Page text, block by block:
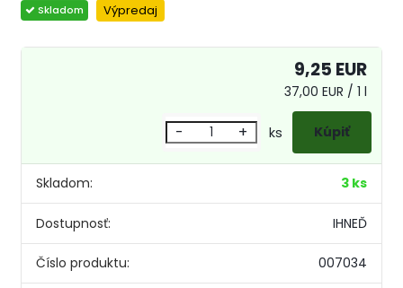
Výpredaj
Skladom: 3 ks
Dostupnosť: IHNEĎ
Číslo produktu: 007034
9,25 EUR
37,00 EUR / 1 l
- + ks